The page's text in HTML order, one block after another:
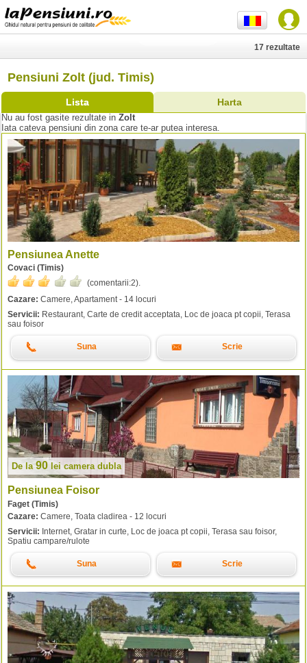
Pensiuni Zolt (jud. Timis)
Lista Harta
17 rezultate
Nu au fost gasite rezultate in Zolt
Iata cateva pensiuni din zona care te-ar putea interesa.
Pensiunea Anette
Covaci (Timis)
(comentarii:2).
Cazare: Camere, Apartament - 14 locuri
Servicii: Restaurant, Carte de credit acceptata, Loc de joaca pt copii, Terasa
sau foisor
Suna Scrie
De la 90 lei camera dubla
Pensiunea Foisor
Faget (Timis)
Cazare: Camere, Toata cladirea - 12 locuri
Servicii: Internet, Gratar in curte, Loc de joaca pt copii, Terasa sau foisor,
Spatiu campare/rulote
Suna Scrie